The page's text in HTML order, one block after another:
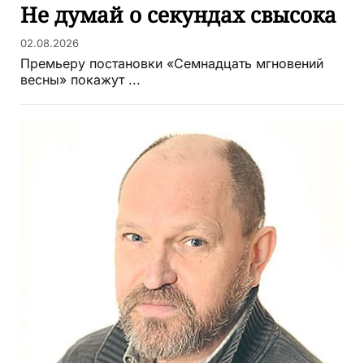
Не думай о секундах свысока
02.08.2026
Премьеру постановки «Семнадцать мгновений
весны» покажут ...